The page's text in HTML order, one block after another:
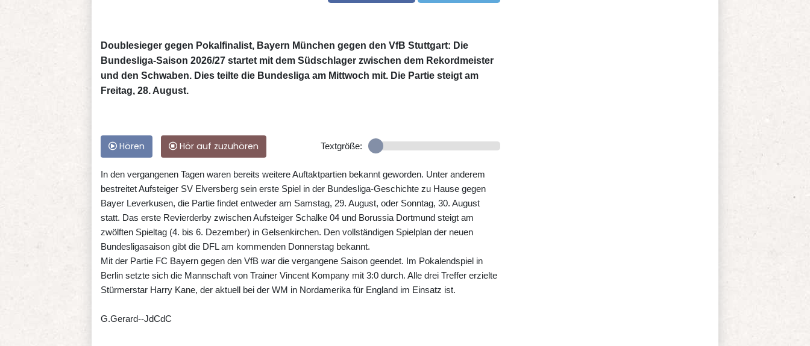
Doublesieger gegen Pokalfinalist, Bayern München gegen den VfB Stuttgart: Die
Bundesliga-Saison 2026/27 startet mit dem Südschlager zwischen dem Rekordmeister
und den Schwaben. Dies teilte die Bundesliga am Mittwoch mit. Die Partie steigt am
Freitag, 28. August.
Hören Hör auf zuzuhören Textgröße:
In den vergangenen Tagen waren bereits weitere Auftaktpartien bekannt geworden. Unter anderem
bestreitet Aufsteiger SV Elversberg sein erste Spiel in der Bundesliga-Geschichte zu Hause gegen
Bayer Leverkusen, die Partie findet entweder am Samstag, 29. August, oder Sonntag, 30. August
statt. Das erste Revierderby zwischen Aufsteiger Schalke 04 und Borussia Dortmund steigt am
zwölften Spieltag (4. bis 6. Dezember) in Gelsenkirchen. Den vollständigen Spielplan der neuen
Bundesligasaison gibt die DFL am kommenden Donnerstag bekannt.
Mit der Partie FC Bayern gegen den VfB war die vergangene Saison geendet. Im Pokalendspiel in
Berlin setzte sich die Mannschaft von Trainer Vincent Kompany mit 3:0 durch. Alle drei Treffer erzielte
Stürmerstar Harry Kane, der aktuell bei der WM in Nordamerika für England im Einsatz ist.
G.Gerard--JdCdC